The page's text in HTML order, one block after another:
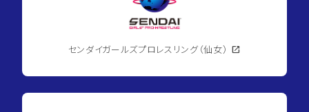
センダイガールズプロレスリング（仙女） open_in_new